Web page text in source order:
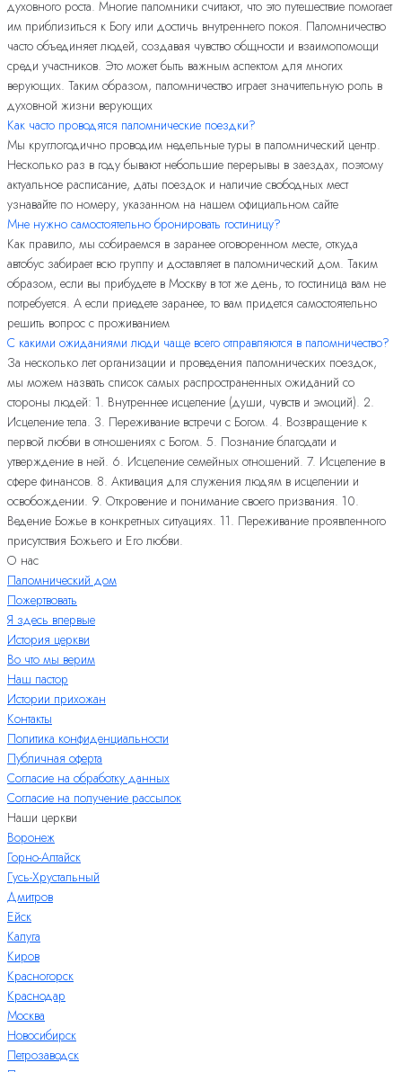
духовного роста. Многие паломники считают, что это путешествие помогает
им приблизиться к Богу или достичь внутреннего покоя. Паломничество
часто объединяет людей, создавая чувство общности и взаимопомощи
среди участников. Это может быть важным аспектом для многих
верующих. Таким образом, паломничество играет значительную роль в
духовной жизни верующих
Как часто проводятся паломнические поездки?
Мы круглогодично проводим недельные туры в паломнический центр.
Несколько раз в году бывают небольшие перерывы в заездах, поэтому
актуальное расписание, даты поездок и наличие свободных мест
узнавайте по номеру, указанном на нашем официальном сайте
Мне нужно самостоятельно бронировать гостиницу?
Как правило, мы собираемся в заранее оговоренном месте, откуда
автобус забирает всю группу и доставляет в паломнический дом. Таким
образом, если вы прибудете в Москву в тот же день, то гостиница вам не
потребуется. А если приедете заранее, то вам придется самостоятельно
решить вопрос с проживанием
С какими ожиданиями люди чаще всего отправляются в паломничество?
За несколько лет организации и проведения паломнических поездок,
мы можем назвать список самых распространенных ожиданий со
стороны людей: 1. Внутреннее исцеление (души, чувств и эмоций). 2.
Исцеление тела. 3. Переживание встречи с Богом. 4. Возвращение к
первой любви в отношениях с Богом. 5. Познание благодати и
утверждение в ней. 6. Исцеление семейных отношений. 7. Исцеление в
сфере финансов. 8. Активация для служения людям в исцелении и
освобождении. 9. Откровение и понимание своего призвания. 10.
Ведение Божье в конкретных ситуациях. 11. Переживание проявленного
присутствия Божьего и Его любви.
О нас
Паломнический дом
Пожертвовать
Я здесь впервые
История церкви
Во что мы верим
Наш пастор
Истории прихожан
Контакты
Политика конфиденциальности
Публичная оферта
Согласие на обработку данных
Согласие на получение рассылок
Наши церкви
Воронеж
Горно-Алтайск
Гусь-Хрустальный
Дмитров
Ейск
Калуга
Киров
Красногорск
Краснодар
Москва
Новосибирск
Петрозаводск